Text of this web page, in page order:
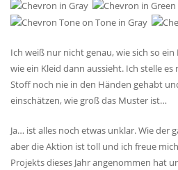
Ich weiß nur nicht genau, wie sich so
wie ein Kleid dann aussieht. Ich stelle
Stoff noch nie in den Händen gehabt
einschätzen, wie groß das Muster ist…
Ja… ist alles noch etwas unklar. Wie der
aber die Aktion ist toll und ich freue
Projekts dieses Jahr angenommen hat